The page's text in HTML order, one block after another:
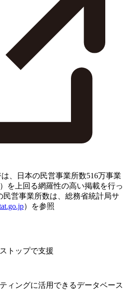
、日本の民営事業所数516万事業
を上回る網羅性の高い掲載を行っ
民営事業所数は、総務省統計局サ
）を参照
トップで支援
ィングに活用できるデータベース